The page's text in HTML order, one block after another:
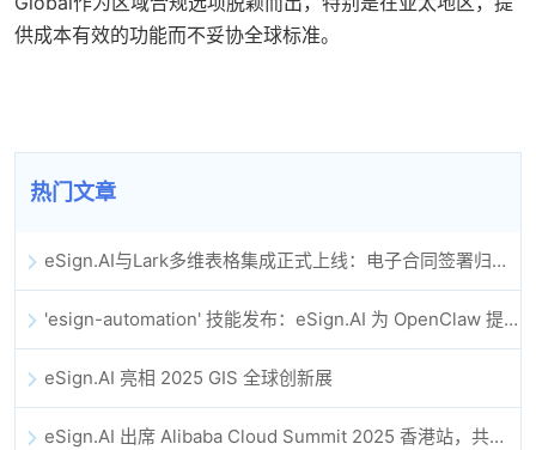
供成本有效的功能而不妥协全球标准。
热门文章
eSign.AI与Lark多维表格集成正式上线：电子合同签署归档全程自动化
'esign-automation' 技能发布：eSign.AI 为 OpenClaw 提供自动化电子签名能力
eSign.AI 亮相 2025 GIS 全球创新展
eSign.AI 出席 Alibaba Cloud Summit 2025 香港站，共同探讨 AI 驱动的云创新与数字信任未来